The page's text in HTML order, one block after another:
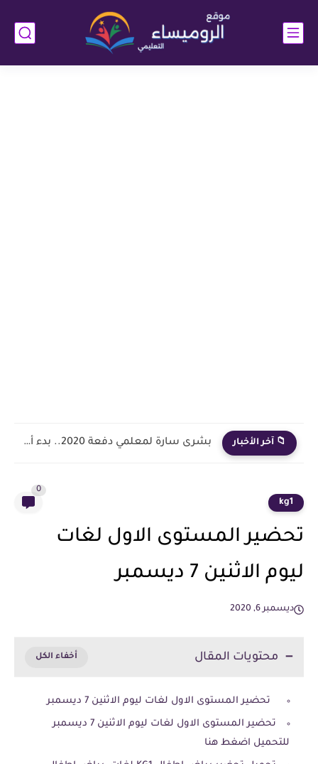
📁 آخر الأخبار بشرى سارة لمعلمي دفعة 2020.. بدء أول خطوة رسمية في...
kg1
0
تحضير المستوى الاول لغات
ليوم الاثنين 7 ديسمبر
ديسمبر 6, 2020
محتويات المقال
تحضير المستوى الاول لغات ليوم الاثنين 7 ديسمبر
تحضير المستوى الاول لغات ليوم الاثنين 7 ديسمبر
للتحميل اضغط هنا